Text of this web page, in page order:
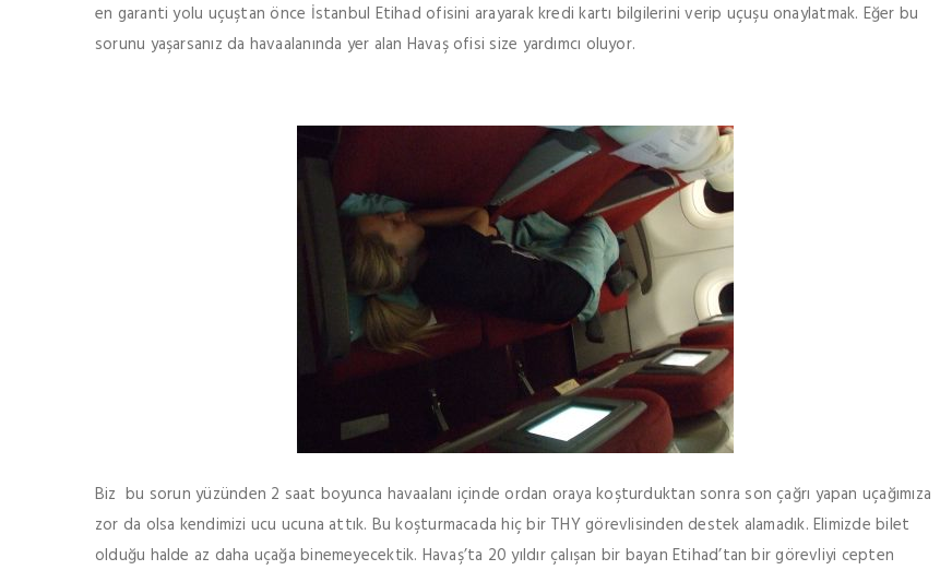
en garanti yolu uçuştan önce İstanbul Etihad ofisini arayarak kredi kartı bilgilerini verip uçuşu onaylatmak. Eğer bu
sorunu yaşarsanız da havaalanında yer alan Havaş ofisi size yardımcı oluyor.
Biz bu sorun yüzünden 2 saat boyunca havaalanı içinde ordan oraya koşturduktan sonra son çağrı yapan uçağımıza
zor da olsa kendimizi ucu ucuna attık. Bu koşturmacada hiç bir THY görevlisinden destek alamadık. Elimizde bilet
olduğu halde az daha uçağa binemeyecektik. Havaş’ta 20 yıldır çalışan bir bayan Etihad’tan bir görevliyi cepten